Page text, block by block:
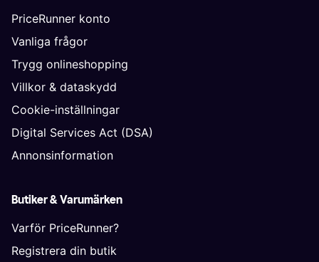
PriceRunner konto
Vanliga frågor
Trygg onlineshopping
Villkor & dataskydd
Cookie-inställningar
Digital Services Act (DSA)
Annonsinformation
Butiker & Varumärken
Varför PriceRunner?
Registrera din butik